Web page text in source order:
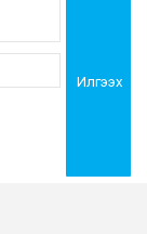
Илгээх